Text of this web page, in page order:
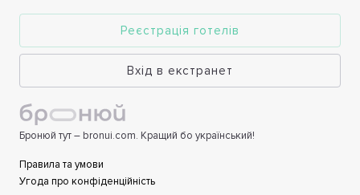
Реєстрація готелів
Вхід в екстранет
Бронюй тут – bronui.com. Кращий бо український!
Правила та умови
Угода про конфіденційність